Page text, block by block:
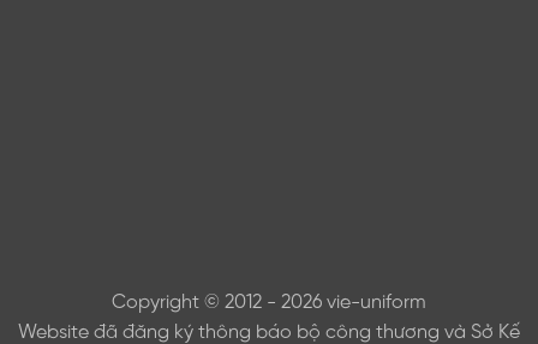
Copyright © 2012 - 2026 vie-uniform
Website đã đăng ký thông báo bộ công thương và Sở Kế